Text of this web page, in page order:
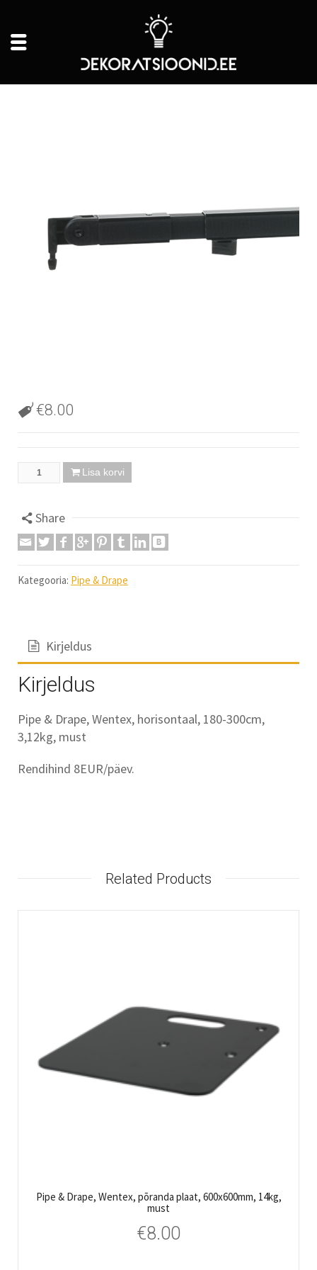
€8.00
Pipe & Drape, Wentex, horisontaal, 180-300cm, 3,12kg,
Lisa korvi
Share
Kategooria: Pipe & Drape
Kirjeldus
Kirjeldus
Pipe & Drape, Wentex, horisontaal, 180-300cm,
3,12kg, must
Rendihind 8EUR/päev.
Related Products
Pipe & Drape, Wentex, põranda plaat, 600x600mm, 14kg,
must
€8.00